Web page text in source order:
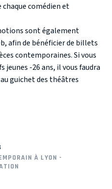
comédien et
sont également
afin de bénéficier de billets
contemporaines. Si vous
-26 ans, il vous faudra
guichet des théâtres
À LYON -